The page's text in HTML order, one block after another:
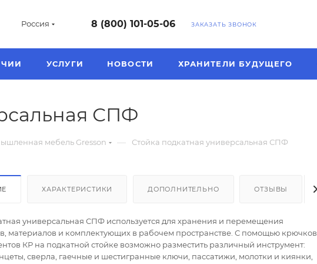
Россия 8 (800) 101-05-06 ЗАКАЗАТЬ ЗВОНОК
УСЛУГИ НОВОСТИ ХРАНИТЕЛИ БУДУЩЕГО
СПФ
мебель Gresson — Стойка подкатная универсальная СПФ
ХАРАКТЕРИСТИКИ ДОПОЛНИТЕЛЬНО ОТЗЫВЫ
универсальная СПФ используется для хранения и перемещения
материалов и комплектующих в рабочем пространстве. С помощью крючков
КР на подкатной стойке возможно разместить различный инструмент:
сверла, гаечные и шестигранные ключи, пассатижи, молотки и киянки,